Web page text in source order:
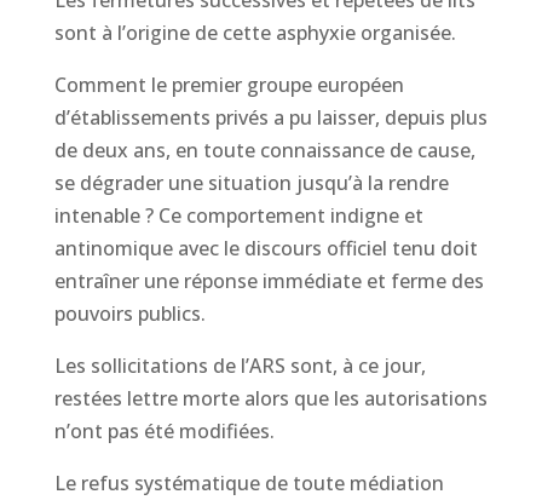
sont à l’origine de cette asphyxie organisée.
Comment le premier groupe européen
d’établissements privés a pu laisser, depuis plus
de deux ans, en toute connaissance de cause,
se dégrader une situation jusqu’à la rendre
intenable ? Ce comportement indigne et
antinomique avec le discours officiel tenu doit
entraîner une réponse immédiate et ferme des
pouvoirs publics.
Les sollicitations de l’ARS sont, à ce jour,
restées lettre morte alors que les autorisations
n’ont pas été modifiées.
Le refus systématique de toute médiation